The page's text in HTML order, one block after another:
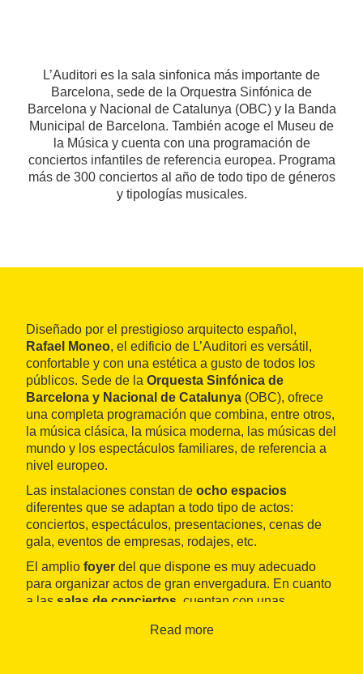
L’Auditori es la sala sinfonica más importante de
Barcelona, sede de la Orquestra Sinfónica de
Barcelona y Nacional de Catalunya (OBC) y la Banda
Municipal de Barcelona. También acoge el Museu de
la Música y cuenta con una programación de
conciertos infantiles de referencia europea. Programa
más de 300 conciertos al año de todo tipo de géneros
y tipologías musicales.
Diseñado por el prestigioso arquitecto español,
Rafael Moneo, el edificio de L’Auditori es versátil,
confortable y con una estética a gusto de todos los
públicos. Sede de la Orquesta Sinfónica de
Barcelona y Nacional de Catalunya (OBC), ofrece
una completa programación que combina, entre otros,
la música clásica, la música moderna, las músicas del
mundo y los espectáculos familiares, de referencia a
nivel europeo.
Las instalaciones constan de ocho espacios
diferentes que se adaptan a todo tipo de actos:
conciertos, espectáculos, presentaciones, cenas de
gala, eventos de empresas, rodajes, etc.
El amplio foyer del que dispone es muy adecuado
para organizar actos de gran envergadura. En cuanto
a las salas de conciertos , cuentan con unas
con equipos de sonido ecualizados y una buena
Read more